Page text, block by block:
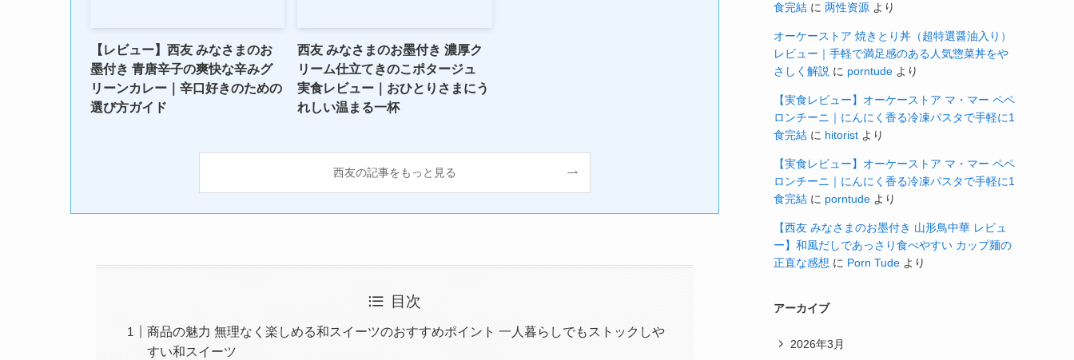
【レビュー】西友 みなさまのお
墨付き 青唐辛子の爽快な辛みグ
リーンカレー｜辛口好きのための
選び方ガイド
西友 みなさまのお墨付き 濃厚ク
リーム仕立てきのこポタージュ
実食レビュー｜おひとりさまにう
れしい温まる一杯
西友の記事をもっと見る
目次
商品の魅力 無理なく楽しめる和スイーツのおすすめポイント 一人暮らしでもストックしや
すい和スイーツ
食完結 に 两性资源 より
オーケーストア 焼きとり丼（超特選醤油入り）
レビュー｜手軽で満足感のある人気惣菜丼をや
さしく解説 に porntude より
【実食レビュー】オーケーストア マ・マー ペペ
ロンチーニ｜にんにく香る冷凍パスタで手軽に1
食完結 に hitorist より
【実食レビュー】オーケーストア マ・マー ペペ
ロンチーニ｜にんにく香る冷凍パスタで手軽に1
食完結 に porntude より
【西友 みなさまのお墨付き 山形鳥中華 レビュ
ー】和風だしであっさり食べやすい カップ麺の
正直な感想 に Porn Tude より
アーカイブ
2026年3月